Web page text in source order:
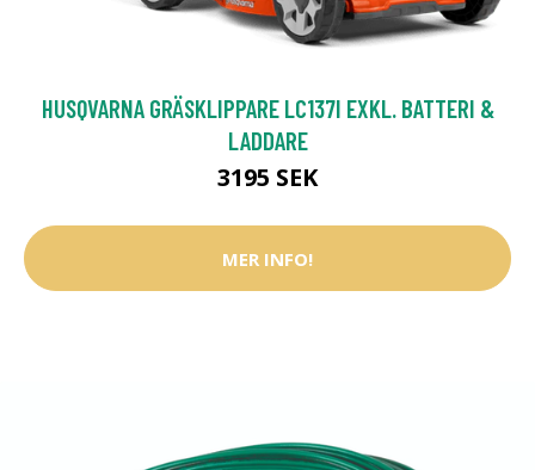
HUSQVARNA GRÄSKLIPPARE LC137I EXKL. BATTERI &
LADDARE
3195 SEK
MER INFO!